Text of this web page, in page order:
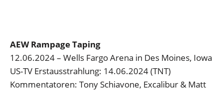
AEW Rampage Taping
12.06.2024 – Wells Fargo Arena in Des Moines, Iowa
US-TV Erstausstrahlung: 14.06.2024 (TNT)
Kommentatoren: Tony Schiavone, Excalibur & Matt